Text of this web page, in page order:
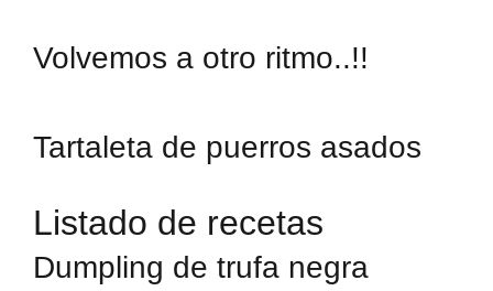
Volvemos a otro ritmo..!!
Tartaleta de puerros asados
Listado de recetas
Dumpling de trufa negra